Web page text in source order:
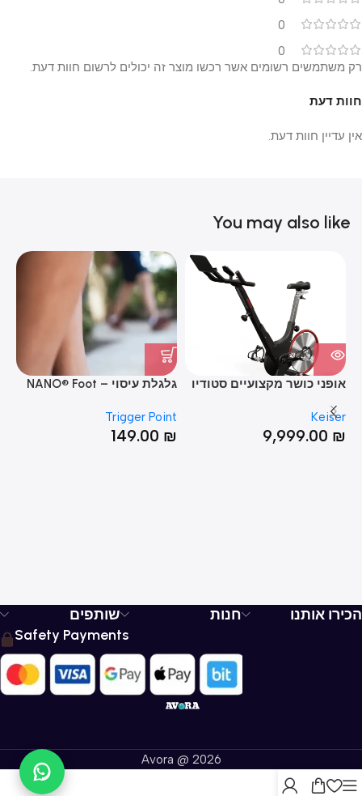
0
0
חוות דעת
אין עדיין חוות דעת.
רק משתמשים רשומים אשר רכשו מוצר זה יכולים לרשום חוות דעת.
You may also like
SOLD OUT
אופני כושר מקצועיים סטודיו
Keiser
9,999.00 ₪
גלגלת עיסוי – NANO® Foot
Trigger Point
149.00 ₪
הכירו אותנו חנות
שותפים
Safety Payments
Avora @ 2026